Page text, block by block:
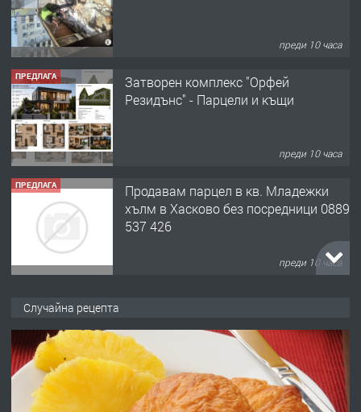
преди 10 часа
ПРЕДЛАГА
Затворен комплекс "Орфей
Резидънс" - Парцели и къщи
преди 10 часа
ПРЕДЛАГА
Продавам парцел в кв. Младежки
хълм в Хасково без посредници 0889
537 426
преди 10 часа
преди 10 часа
ПРЕДЛАГА Под НАЕМ двустаен Орфей
Случайна рецепта